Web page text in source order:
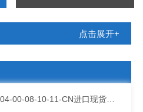
点击展开+
Bently本特利传感器330704-00-08-10-11-CN进口现货资料